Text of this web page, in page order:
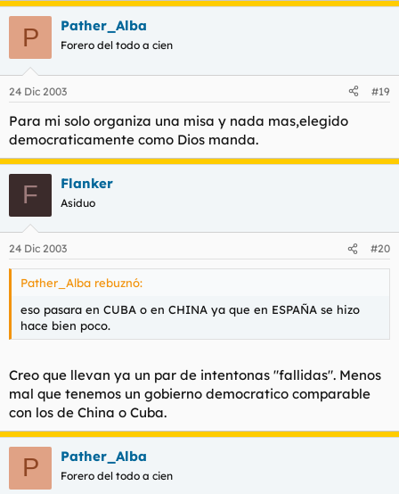
P Pather_Alba
Forero del todo a cien
24 Dic 2003 #19
Para mi solo organiza una misa y nada mas,elegido
democraticamente como Dios manda.
F Flanker
Asiduo
24 Dic 2003 #20
Pather_Alba rebuznó:
eso pasara en CUBA o en CHINA ya que en ESPAÑA se hizo
hace bien poco.
Creo que llevan ya un par de intentonas "fallidas". Menos
mal que tenemos un gobierno democratico comparable
con los de China o Cuba.
P Pather_Alba
Forero del todo a cien